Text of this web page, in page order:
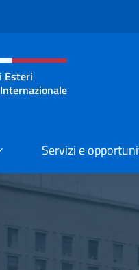
e menù
Esteri
Servizi e